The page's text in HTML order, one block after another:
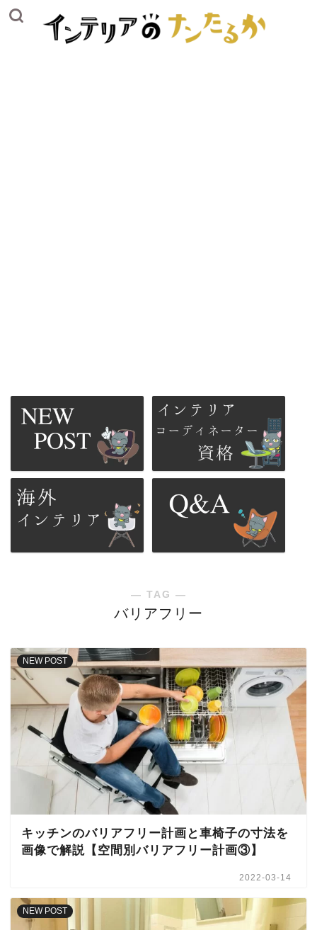
― TAG ―
バリアフリー
NEW POST
キッチンのバリアフリー計画と車椅子の寸法を
画像で解説【空間別バリアフリー計画③】
2022-03-14
NEW POST